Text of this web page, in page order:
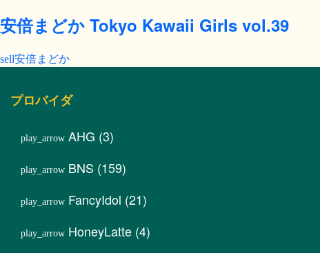
安倍まどか Tokyo Kawaii Girls vol.39
安倍まどか
プロバイダ
AHG (3)
BNS (159)
FancyIdol (21)
HoneyLatte (4)